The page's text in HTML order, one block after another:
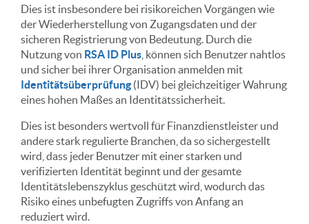
Dies ist insbesondere bei risikoreichen Vorgängen wie
der Wiederherstellung von Zugangsdaten und der
sicheren Registrierung von Bedeutung. Durch die
Nutzung von RSA ID Plus , können sich Benutzer nahtlos
und sicher bei ihrer Organisation anmelden mit
Identitätsüberprüfung (IDV) bei gleichzeitiger Wahrung
eines hohen Maßes an Identitätssicherheit.
Dies ist besonders wertvoll für Finanzdienstleister und
andere stark regulierte Branchen, da so sichergestellt
wird, dass jeder Benutzer mit einer starken und
verifizierten Identität beginnt und der gesamte
Identitätslebenszyklus geschützt wird, wodurch das
Risiko eines unbefugten Zugriffs von Anfang an
reduziert wird.